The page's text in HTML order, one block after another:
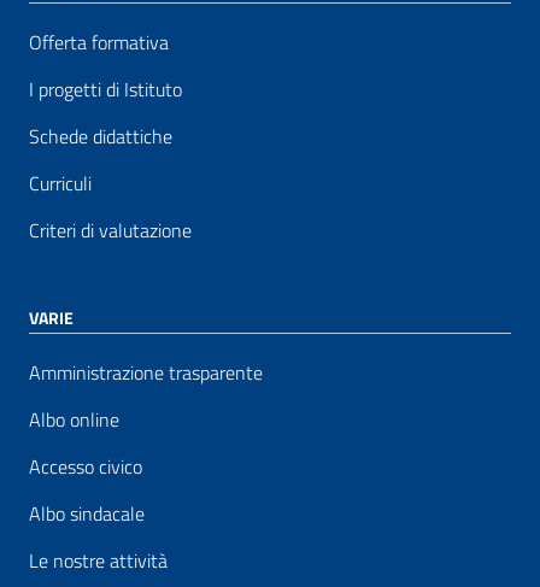
Offerta formativa
I progetti di Istituto
Schede didattiche
Curriculi
Criteri di valutazione
VARIE
Amministrazione trasparente
Albo online
Accesso civico
Albo sindacale
Le nostre attività